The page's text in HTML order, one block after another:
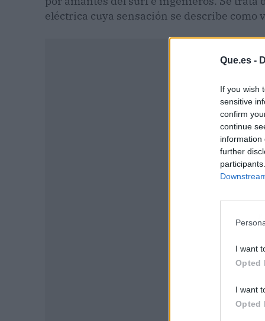
Que.es -
If you wish
sensitive
confirm
continue
information
further
I want
Opted
I want
Opted
eléctrica cuya sensación se describe como